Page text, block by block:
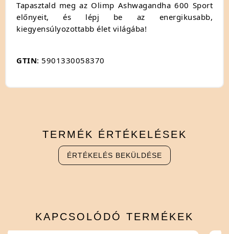
Tapasztald meg az Olimp Ashwagandha 600 Sport
előnyeit, és lépj be az energikusabb,
kiegyensúlyozottabb élet világába!
GTIN: 5901330058370
TERMÉK ÉRTÉKELÉSEK
ÉRTÉKELÉS BEKÜLDÉSE
KAPCSOLÓDÓ TERMÉKEK